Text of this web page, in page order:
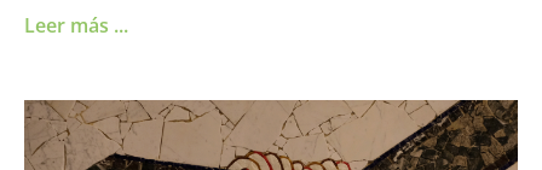
Leer más ...